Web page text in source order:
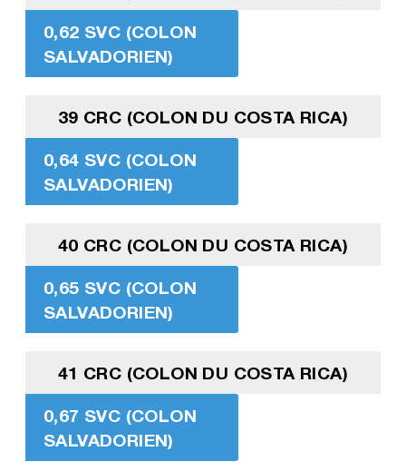
0,62 SVC (COLON
SALVADORIEN)
39 CRC (COLON DU COSTA RICA)
0,64 SVC (COLON
SALVADORIEN)
40 CRC (COLON DU COSTA RICA)
0,65 SVC (COLON
SALVADORIEN)
41 CRC (COLON DU COSTA RICA)
0,67 SVC (COLON
SALVADORIEN)